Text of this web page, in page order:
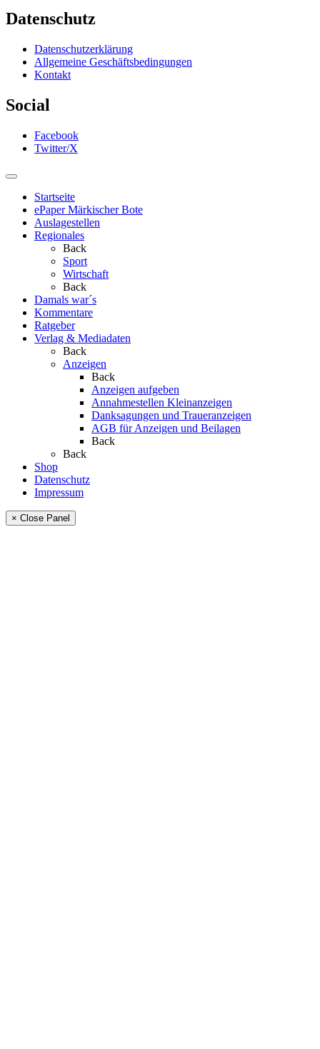
Datenschutz
Datenschutzerklärung
Allgemeine Geschäftsbedingungen
Kontakt
Social
Facebook
Twitter/X
Startseite
ePaper Märkischer Bote
Auslagestellen
Regionales
Back
Sport
Wirtschaft
Back
Damals war´s
Kommentare
Ratgeber
Verlag & Mediadaten
Back
Anzeigen
Back
Anzeigen aufgeben
Annahmestellen Kleinanzeigen
Danksagungen und Traueranzeigen
AGB für Anzeigen und Beilagen
Back
Back
Shop
Datenschutz
Impressum
× Close Panel